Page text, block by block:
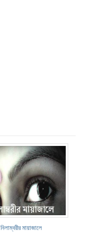
নিলাম্বরীর মায়াজালে